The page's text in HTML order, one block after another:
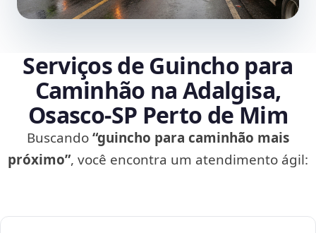
Serviços de Guincho para
Caminhão na Adalgisa,
Osasco‑SP Perto de Mim
Buscando“guincho para caminhão mais
próximo”, você encontra um atendimento ágil: